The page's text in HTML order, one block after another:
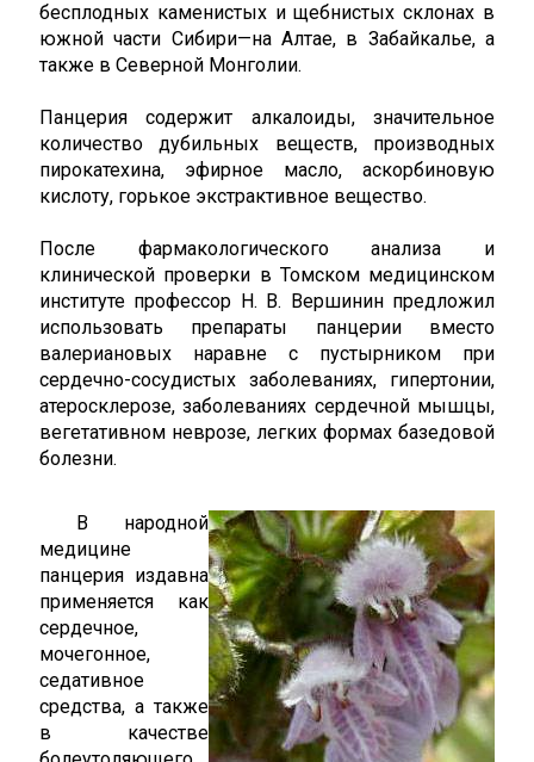
бесплодных каменистых и щебнистых склонах в
южной части Сибири—на Алтае, в Забайкалье, а
также в Северной Монголии.
Панцерия содержит алкалоиды, значительное
количество дубильных веществ, производных
пирокатехина, эфирное масло, аскорбиновую
кислоту, горькое экстрактивное вещество.
После фармакологического анализа и
клинической проверки в Томском медицинском
институте профессор Н. В. Вершинин предложил
использовать препараты панцерии вместо
валериановых наравне с пустырником при
сердечно-сосудистых заболеваниях, гипертонии,
атеросклерозе, заболеваниях сердечной мышцы,
вегетативном неврозе, легких формах базедовой
болезни.
В народной
медицине
панцерия издавна
применяется как
сердечное,
мочегонное,
седативное
средства, а также
в качестве